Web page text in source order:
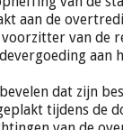
aan de
van de
aan
dat zijn
tijdens de